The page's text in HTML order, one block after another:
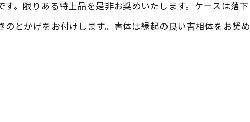
す。限りある特上品を是非お奨めいたします。ケースは落下
のとかげをお付けします。書体は縁起の良い吉相体をお奨め